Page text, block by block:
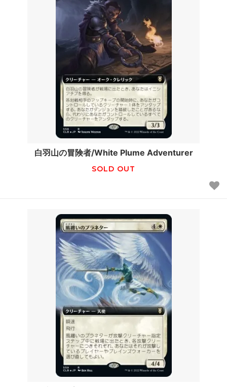
白羽山の冒険者/White Plume Adventurer
SOLD OUT